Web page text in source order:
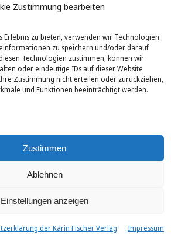
Zustimmung bearbeiten
Erlebnis zu bieten, verwenden wir Technologien
zu speichern und/oder darauf
Technologien zustimmen, können wir
oder eindeutige IDs auf dieser Website
Zustimmung nicht erteilen oder zurückziehen,
und Funktionen beeinträchtigt werden.
Zustimmen
Ablehnen
Einstellungen anzeigen
der Karin Fischer Verlag
Impressum
karinfischerverlag_ac
@karinfischerverlag_ac
Follow